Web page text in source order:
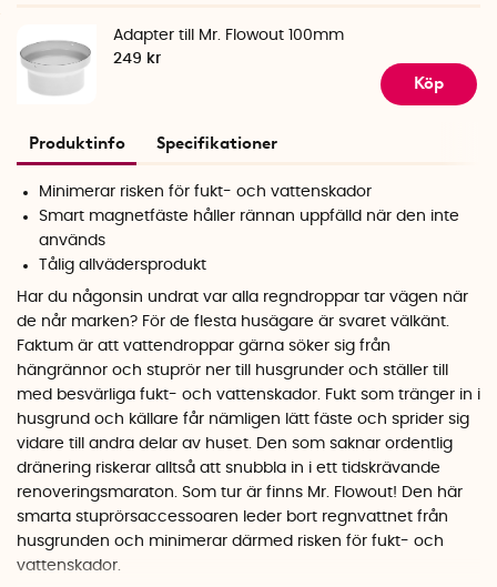
Adapter till Mr. Flowout 100mm
249 kr
Köp
Produktinfo Specifikationer
Minimerar risken för fukt- och vattenskador
Smart magnetfäste håller rännan uppfälld när den inte
används
Tålig allvädersprodukt
Har du någonsin undrat var alla regndroppar tar vägen när
de når marken? För de flesta husägare är svaret välkänt.
Faktum är att vattendroppar gärna söker sig från
hängrännor och stuprör ner till husgrunder och ställer till
med besvärliga fukt- och vattenskador. Fukt som tränger in i
husgrund och källare får nämligen lätt fäste och sprider sig
vidare till andra delar av huset. Den som saknar ordentlig
dränering riskerar alltså att snubbla in i ett tidskrävande
renoveringsmaraton. Som tur är finns Mr. Flowout! Den här
smarta stuprörsaccessoaren leder bort regnvattnet från
husgrunden och minimerar därmed risken för fukt- och
vattenskador.